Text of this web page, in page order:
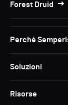
Forest Druid
Perché
Soluzioni
Risorse